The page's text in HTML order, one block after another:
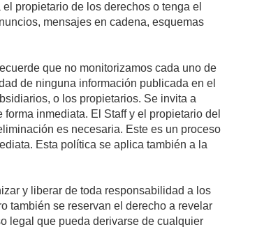
propietario de los derechos o tenga el
mensajes en cadena, esquemas
que no monitorizamos cada uno de
de ninguna información publicada en el
o los propietarios. Se invita a
inmediata. El Staff y el propietario del
es necesaria. Este es un proceso
Esta política se aplica también a la
y liberar de toda responsabilidad a los
también se reservan el derecho a revelar
legal que pueda derivarse de cualquier